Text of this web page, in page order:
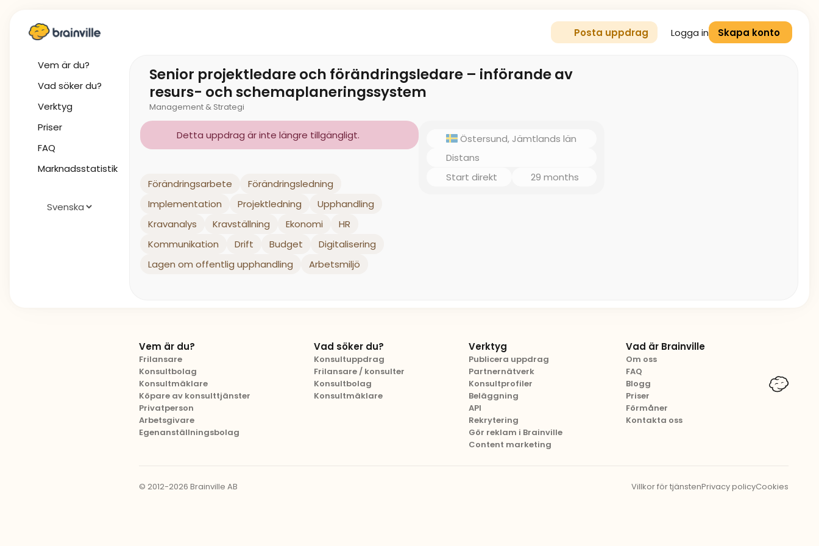
Vem är du?
Vad söker du?
Verktyg
Priser
FAQ
Marknadsstatistik
Posta uppdrag Logga in Skapa konto
Senior projektledare och förändringsledare – införande av
resurs- och schemaplaneringssystem
Management & Strategi
Detta uppdrag är inte längre tillgängligt.
Förändringsarbete
Förändringsledning
Implementation
Projektledning
Upphandling
Kravanalys
Kravställning Ekonomi
HR
Kommunikation
Drift Budget
Digitalisering
Lagen om offentlig upphandling
Arbetsmiljö
Östersund, Jämtlands län
Distans
Start direkt
29 months
Vem är du?
Frilansare
Konsultbolag
Konsultmäklare
Köpare av konsulttjänster
Privatperson
Arbetsgivare
Egenanställningsbolag
Vad söker du?
Konsultuppdrag
Frilansare / konsulter
Konsultbolag
Konsultmäklare
Verktyg
Publicera uppdrag
Partnernätverk
Konsultprofiler
Beläggning
API
Rekrytering
Gör reklam i Brainville
Content marketing
Vad är Brainville
Om oss
FAQ
Blogg
Priser
Förmåner
Kontakta oss
© 2012-2026 Brainville AB Villkor för tjänstenPrivacy policyCookies